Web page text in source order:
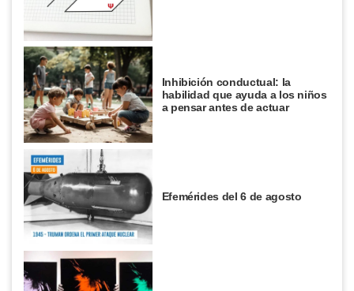
Inhibición conductual: la
habilidad que ayuda a los niños
a pensar antes de actuar
Efemérides del 6 de agosto